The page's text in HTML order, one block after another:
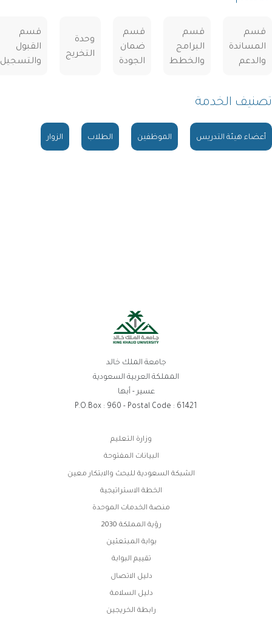
قسم
البرامج
والخطط
قسم
ضمان
الجودة
وحدة
التخريج
قسم
القبول
والتسجيل
الخدمة
هيئة التدريس الموظفين الطلاب
جامعة الملك خالد
المملكة العربية السعودية
عسير - أبها
P.O.Box : 960 - Postal Code : 61421
وزارة التعليم
البيانات المفتوحة
الشبكة السعودية للبحث والابتكار معين
الخطة الاستراتيجية
منصة الخدمات الموحدة
رؤية المملكة 2030
بوابة المبتعثين
تقييم البوابة
دليل الاتصال
دليل السلامة
رابطة الخريجين